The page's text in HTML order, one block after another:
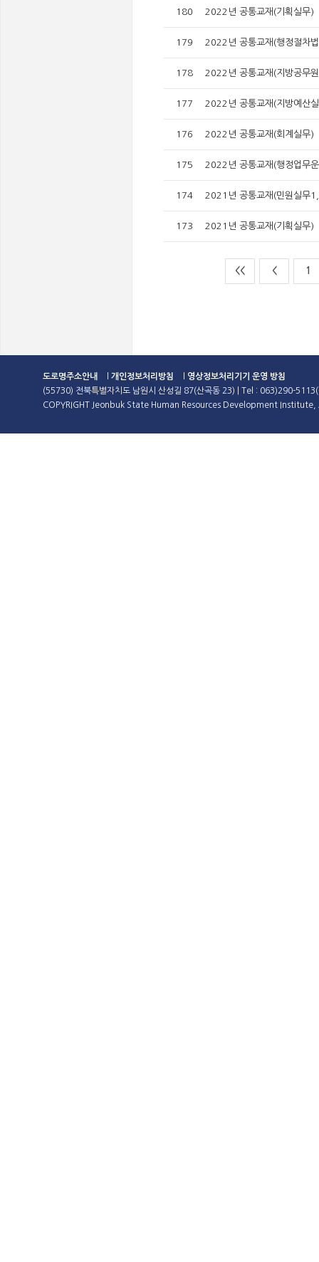
180 2022년 공통교재(기획실무)
179 2022년 공통교재(행정절차
178 2022년 공통교재(지방공무
177 2022년 공통교재(지방예산
176 2022년 공통교재(회계실무)
175 2022년 공통교재(행정업무
174 2021년 공통교재(민원실무
173 2021년 공통교재(기획실무)
<< < 1
도로명주소안내 개인정보처리방침
영상정보처리기기 운영 방침
(55730) 전북특별자치도 남원시 산성길 87(산곡동 23) | Tel : 063)290-
COPYRIGHT Jeonbuk State Human Resources Development